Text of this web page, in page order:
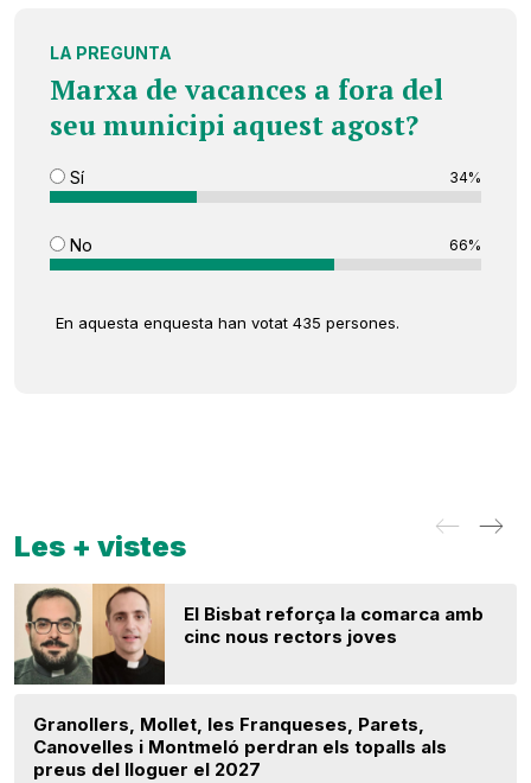
LA PREGUNTA
Marxa de vacances a fora del
seu municipi aquest agost?
Sí 34%
No 66%
En aquesta enquesta han votat 435 persones.
Les + vistes
El Bisbat reforça la comarca amb
cinc nous rectors joves
Granollers, Mollet, les Franqueses, Parets,
Canovelles i Montmeló perdran els topalls als
preus del lloguer el 2027